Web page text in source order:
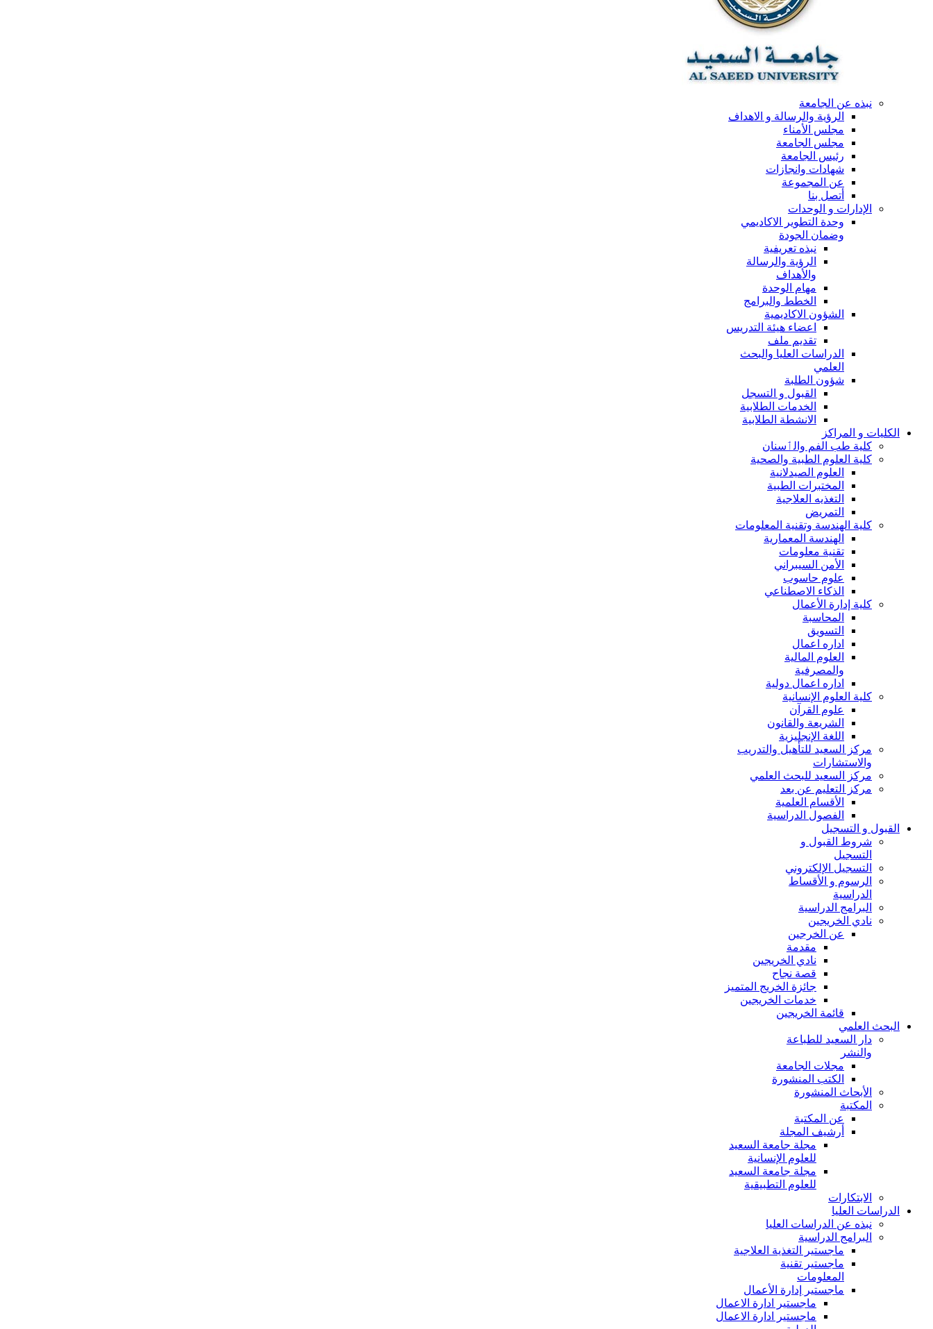
نبذه عن الجامعة
الرؤية والرسالة و الاهداف
مجلس الأمناء
مجلس الجامعة
رئيس الجامعة
شهادات وانجازات
عن المجموعة
أتصل بنا
الإدارات و الوحدات
وحدة التطوير الاكاديمي
وضمان الجودة
نبذه تعريفية
الرؤية والرسالة
والأهداف
مهام الوحدة
الخطط والبرامج
الشؤون الاكاديمية
اعضاء هيئة التدريس
تقديم ملف
الدراسات العليا والبحث
العلمي
شؤون الطلبة
القبول و التسجل
الخدمات الطلابية
الانشطة الطلابية
الكليات و المراكز
كلية طب الفم والٲسنان
كلية العلوم الطبية والصحية
العلوم الصيدلانية
المختبرات الطبية
التغذيه العلاجية
التمريض
كلية الهندسة وتقنية المعلومات
الهندسة المعمارية
تقنية معلومات
الأمن السيبراني
علوم حاسوب
الذكاء الاصطناعي
كلية إدارة الأعمال
المحاسبة
التسويق
اداره اعمال
العلوم المالية
والمصرفية
اداره اعمال دولية
كلية العلوم الإنسانية
علوم القرآن
الشريعة والقانون
اللغة الإنجليزية
مركز السعيد للتأهيل والتدريب
والاستشارات
مركز السعيد للبحث العلمي
مركز التعليم عن بعد
الأقسام العلمية
الفصول الدراسية
القبول و التسجيل
شروط القبول و
التسجيل
التسجيل الإلكتروني
الرسوم و الأقساط
الدراسية
البرامج الدراسية
نادي الخريجين
عن الخرجين
مقدمة
نادي الخريجين
قصة نجاح
جائزة الخريج المتميز
خدمات الخريجين
قائمة الخريجين
البحث العلمي
دار السعيد للطباعة
والنشر
مجلات الجامعة
الكتب المنشورة
الأبحاث المنشورة
المكتبة
عن المكتبة
أرشيف المجلة
مجلة جامعة السعيد
للعلوم الإنسانية
مجلة جامعة السعيد
للعلوم التطبيقية
الابتكارات
الدراسات العليا
نبذه عن الدراسات العليا
البرامج الدراسية
ماجستير التغذية العلاجية
ماجستير تقنية
المعلومات
ماجستير إدارة الأعمال
ماجستير ادارة الاعمال
ماجستير ادارة الاعمال